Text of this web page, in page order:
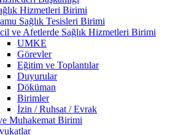
Hizmetleri Birimi
Sağlık Tesisleri Birimi
ve Afetlerde Sağlık Hizmetleri Birimi
UMKE
Görevler
Eğitim ve Toplantılar
Duyurular
Döküman
Birimler
İzin / Ruhsat / Evrak
Muhakemat Birimi